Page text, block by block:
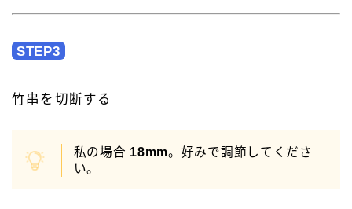
STEP3
竹串を切断する
私の場合 18mm。好みで調節してくださ
い。